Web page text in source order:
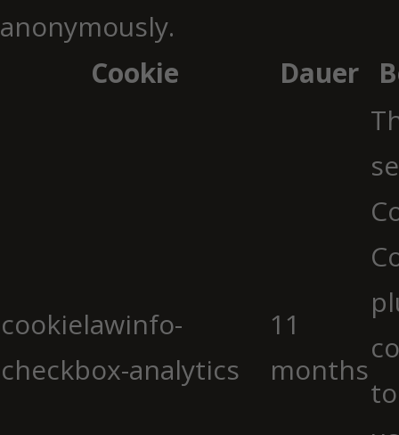
anonymously.
Cookie
Dauer
cookielawinfo-
checkbox-analytics
11
months